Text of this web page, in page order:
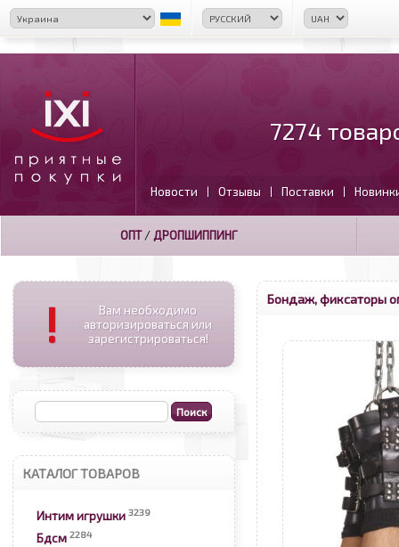
7274
Новости | Отзывы | Поставки |
ОПТ/ ДРОПШИППИНГ
!
Вам необходимо
авторизироваться или
зарегистрироваться!
КАТАЛОГ ТОВАРОВ
Интим игрушки 3239
Бдсм 2284
Бондаж, фиксаторы